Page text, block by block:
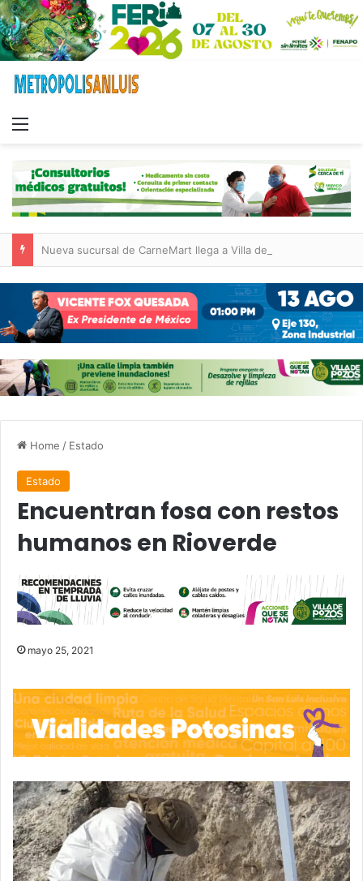
Home / Estado
Estado
Encuentran fosa con restos
humanos en Rioverde
mayo 25, 2021